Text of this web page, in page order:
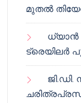
മുതൽ
ധ്യാൻ
ട്രെയിലർ